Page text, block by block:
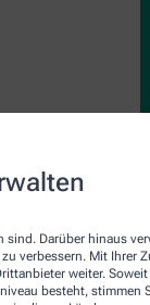
sind. Darüber hinaus
verbessern. Mit Ihrer
weiter. Soweit
besteht, stimmen
und
einen neuen